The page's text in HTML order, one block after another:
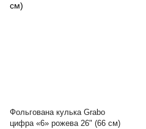
Фольгована кулька Grabo
цифра «6» рожева 26" (66 см)